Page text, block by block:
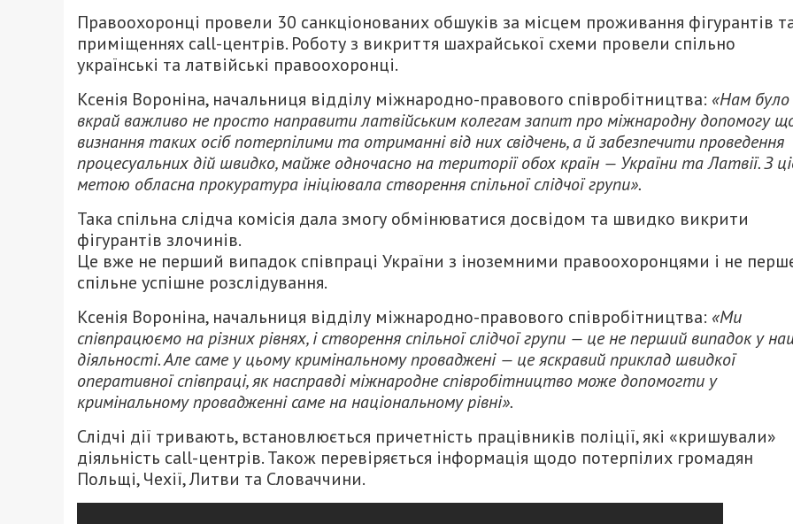
Правоохоронці провели 30 санкціонованих обшуків за місцем проживання фігурантів
приміщеннях сall-центрів. Роботу з викриття шахрайської схеми провели спільно
українські та латвійські правоохоронці.
Ксенія Вороніна, начальниця відділу міжнародно-правового співробітництва: «Нам було
вкрай важливо не просто направити латвійським колегам запит про міжнародну допомогу
визнання таких осіб потерпілими та отриманні від них свідчень, а й забезпечити проведення
процесуальних дій швидко, майже одночасно на території обох країн — України та Латвії. З
метою обласна прокуратура ініціювала створення спільної слідчої групи».
Така спільна слідча комісія дала змогу обмінюватися досвідом та швидко викрити
фігурантів злочинів.
Це вже не перший випадок співпраці України з іноземними правоохоронцями і не
спільне успішне розслідування.
Ксенія Вороніна, начальниця відділу міжнародно-правового співробітництва: «Ми
співпрацюємо на різних рівнях, і створення спільної слідчої групи — це не перший випадок у
діяльності. Але саме у цьому кримінальному проваджені — це яскравий приклад швидкої
оперативної співпраці, як насправді міжнародне співробітництво може допомогти у
кримінальному провадженні саме на національному рівні».
Слідчі дії тривають, встановлюється причетність працівників поліції, які «кришували»
діяльність сall-центрів. Також перевіряється інформація щодо потерпілих громадян
Польщі, Чехії, Литви та Словаччини.